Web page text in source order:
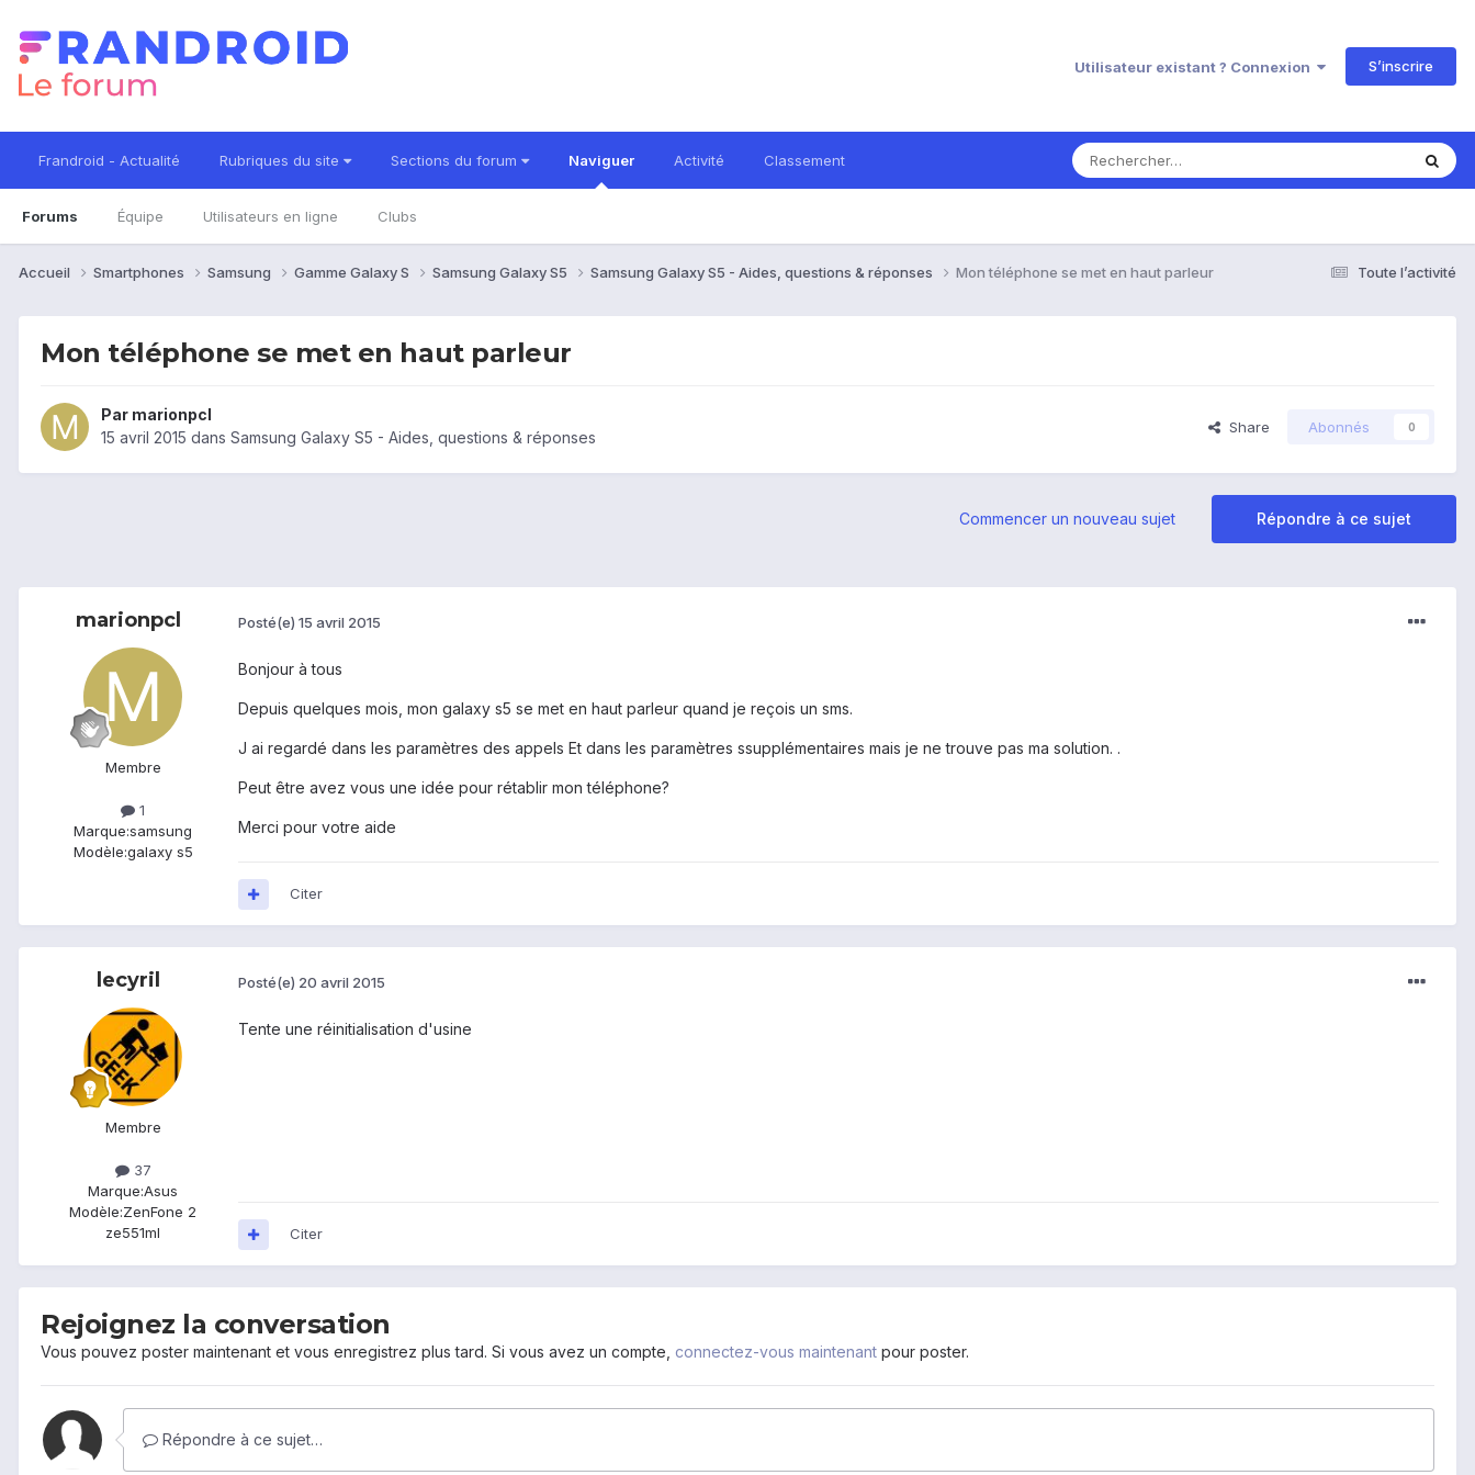
Utilisateur existant ? Connexion S’inscrire
Frandroid - Actualité Rubriques du site Sections du forum Naviguer
Forums Équipe Utilisateurs en ligne Clubs
Activité Classement
Toute l’activité
Accueil Smartphones Samsung Gamme Galaxy S Samsung Galaxy S5 Samsung Galaxy S5 - Aides, questions & réponses Mon téléphone se met en haut parleur
Mon téléphone se met en haut parleur
Par marionpcl
15 avril 2015 dans Samsung Galaxy S5 - Aides, questions & réponses
Share Abonnés 0
Répondre à ce sujet
Commencer un nouveau sujet
marionpcl
Membre
1
Marque:samsung
Modèle:galaxy s5
Posté(e) 15 avril 2015
Bonjour à tous
Depuis quelques mois, mon galaxy s5 se met en haut parleur quand je reçois un sms.
J ai regardé dans les paramètres des appels Et dans les paramètres ssupplémentaires mais je ne trouve pas ma solution. .
Peut être avez vous une idée pour rétablir mon téléphone?
Merci pour votre aide
Citer
lecyril
Membre
37
Marque:Asus
Modèle:ZenFone 2
ze551ml
Posté(e) 20 avril 2015
Tente une réinitialisation d'usine
Citer
Rejoignez la conversation
Vous pouvez poster maintenant et vous enregistrez plus tard. Si vous avez un compte, connectez-vous maintenant pour poster.
Répondre à ce sujet…